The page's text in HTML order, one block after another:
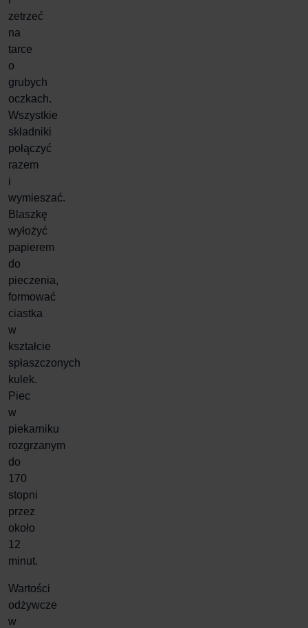
zetrzeć
na
tarce
o
grubych
oczkach.
Wszystkie
składniki
połączyć
razem
i
wymieszać.
Blaszkę
wyłożyć
papierem
do
pieczenia,
formować
ciastka
w
kształcie
spłaszczonych
kulek.
Piec
w
piekarniku
rozgrzanym
do
170
stopni
przez
około
12
minut.
Wartości
odżywcze
w